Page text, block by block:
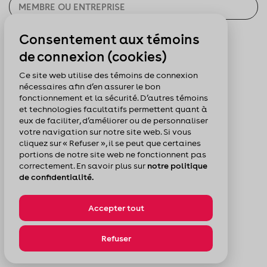
CHERCHER
Pour nous suivre :
© Chambre de commerce du Montréal métropolitain
Plan du site
Consentement aux témoins
de connexion (cookies)
Ce site web utilise des témoins de connexion
nécessaires afin d’en assurer le bon
fonctionnement et la sécurité. D’autres témoins
et technologies facultatifs permettent quant à
eux de faciliter, d’améliorer ou de personnaliser
votre navigation sur notre site web. Si vous
cliquez sur « Refuser », il se peut que certaines
portions de notre site web ne fonctionnent pas
correctement. En savoir plus sur notre politique
de confidentialité.
Accepter tout
Refuser